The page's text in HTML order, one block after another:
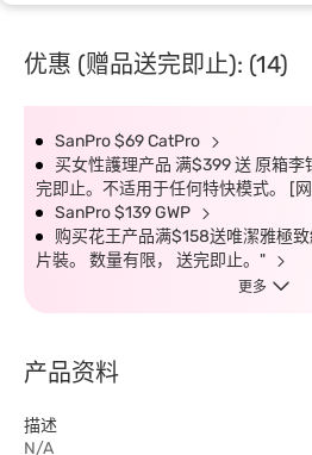
优惠 (赠品送完即止): (14)
SanPro $69 CatPro
买女性護理产品 满$399 送 原箱李
完即止。不适用于任何特快模式。 [
SanPro $139 GWP
购买花王产品满$158送唯潔雅極
片裝。 数量有限， 送完即止。"
更多
产品资料
描述
N/A